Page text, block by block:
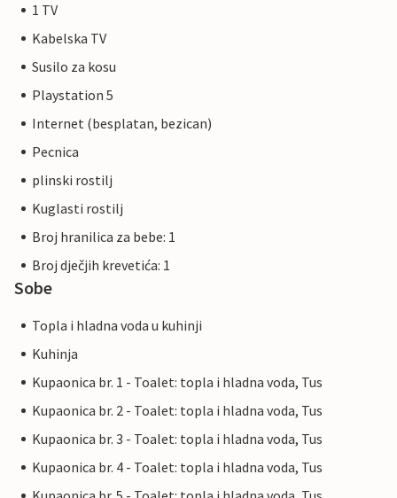
1 TV
Kabelska TV
Susilo za kosu
Playstation 5
Internet (besplatan, bezican)
Pecnica
plinski rostilj
Kuglasti rostilj
Broj hranilica za bebe: 1
Broj dječjih krevetića: 1
Sobe
Topla i hladna voda u kuhinji
Kuhinja
Kupaonica br. 1 - Toalet: topla i hladna voda, Tus
Kupaonica br. 2 - Toalet: topla i hladna voda, Tus
Kupaonica br. 3 - Toalet: topla i hladna voda, Tus
Kupaonica br. 4 - Toalet: topla i hladna voda, Tus